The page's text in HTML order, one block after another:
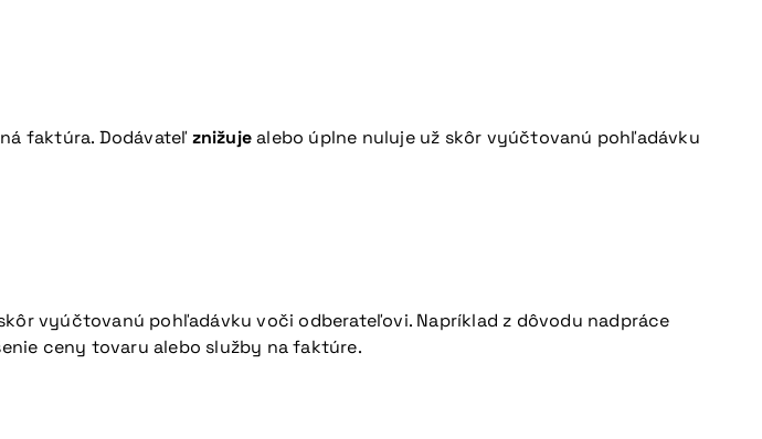
faktúra. Dodávateľ znižujealebo úplne nuluje už skôr vyúčtovanú pohľadávku
vyúčtovanú pohľadávku voči odberateľovi. Napríklad z dôvodu nadpráce
ceny tovaru alebo služby na faktúre.